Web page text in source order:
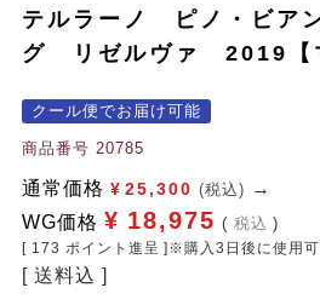
テルラーノ ピノ・ビア
グ リゼルヴァ 2019【
クール便でお届け可能
商品番号 20785
通常価格 ¥ 25,300 (税込)
WG価格 ¥ 18,975 税込
[ 173 ポイント進呈 ]※購入3日後に使用可
送料込